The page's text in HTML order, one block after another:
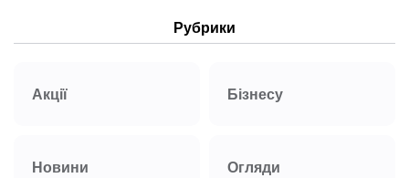
Рубрики
Акції Бізнесу
Новини Огляди